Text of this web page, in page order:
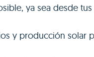
ya sea desde
y producción solar